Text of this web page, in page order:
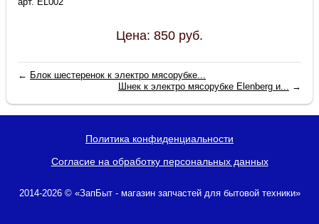
Цена: 850 руб.
← Блок шестеренок к электро мясорубке...
Шнек к электро мясорубке Elenberg и... →
Политика конфиденциальности
Согласие на обработку персональных данных
2014-2026 © «ЗапБыт - магазин запчастей для бытовой техники»